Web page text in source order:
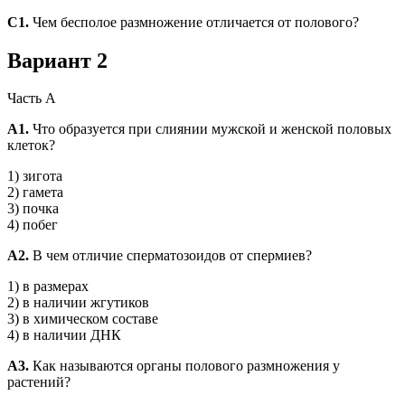
С1. Чем бесполое размножение отличается от полового?
Вариант 2
Часть А
А1. Что образуется при слиянии мужской и женской половых
клеток?
1) зигота
2) гамета
3) почка
4) побег
А2. В чем отличие сперматозоидов от спермиев?
1) в размерах
2) в наличии жгутиков
3) в химическом составе
4) в наличии ДНК
А3. Как называются органы полового размножения у
растений?